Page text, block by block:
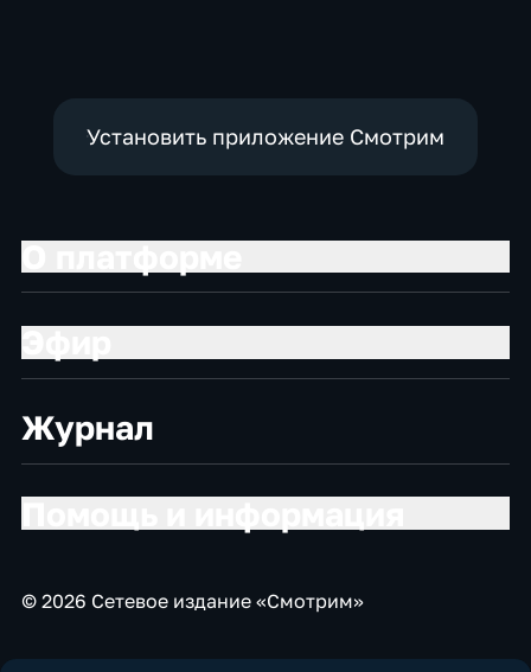
Установить приложение Смотрим
Журнал
© 2026 Сетевое издание «Смотрим»